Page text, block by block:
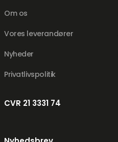
Om os
Vores leverandører
Nyheder
Privatlivspolitik
CVR 21 3331 74